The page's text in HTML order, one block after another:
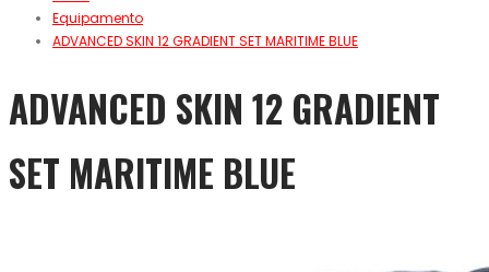
Equipamento
ADVANCED SKIN 12 GRADIENT SET MARITIME BLUE
ADVANCED SKIN 12 GRADIENT
SET MARITIME BLUE